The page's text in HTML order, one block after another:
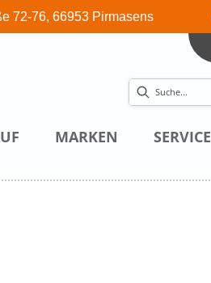
72-76, 66953 Pirmasens
MARKEN SERVICE